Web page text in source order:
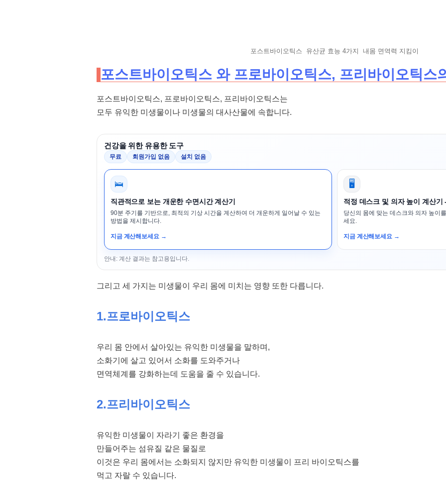
포스트바이오틱스 유산균 효능 4가지 내몸 면역력 지킴이
포스트바이오틱스 와 프로바이오틱스, 프리바이오틱스
포스트바이오틱스, 프로바이오틱스, 프리바이오틱스는
모두 유익한 미생물이나 미생물의 대사산물에 속합니다.
건강을 위한 유용한 도구
무료 회원가입 없음 설치 없음
🛌
직관적으로 보는 개운한 수면시간 계산기
90분 주기를 기반으로, 최적의 기상 시간을 계산하여 더 개운하게 일어날 수 있는
방법을 제시합니다.
지금 계산해보세요 →
🖥️
적정 데스크 및 의자 높이 계산
당신의 몸에 맞는 데스크와 의자 높이
세요.
지금 계산해보세요 →
안내: 계산 결과는 참고용입니다.
그리고 세 가지는 미생물이 우리 몸에 미치는 영향 또한 다릅니다.
1.프로바이오틱스
우리 몸 안에서 살아있는 유익한 미생물을 말하며,
소화기에 살고 있어서 소화를 도와주거나
면역체계를 강화하는데 도움을 줄 수 있습니다.
2.프리바이오틱스
유익한 미생물이 자라기 좋은 환경을
만들어주는 섬유질 같은 물질로
이것은 우리 몸에서는 소화되지 않지만 유익한 미생물이 프리 바이오틱스를
먹고 자랄 수 있습니다.